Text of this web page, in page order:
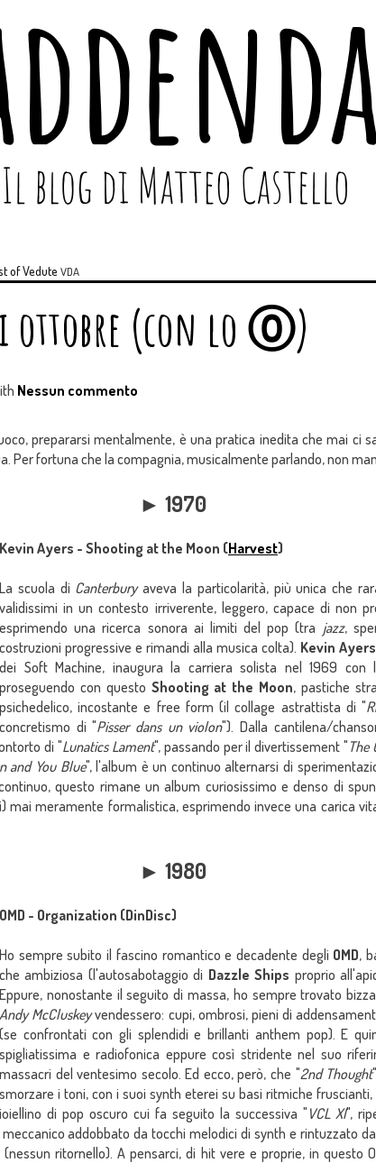
ofVedute VDA
ottobre (con lo ⓪)
Nessun commento
prepararsi mentalmente, è una pratica inedita che mai ci
Per fortuna che la compagnia, musicalmente parlando, non
► 1970
Kevin Ayers - Shooting at the Moon (Harvest)
La scuola di Canterburyaveva la particolarità, più unica che
validissimi in un contesto irriverente, leggero, capace di non
esprimendo una ricerca sonora ai limiti del pop (tra jazz,
costruzioni progressive e rimandi alla musica colta). Kevin Ayers
dei Soft Machine, inaugura la carriera solista nel 1969 con
proseguendo con questo Shooting at the Moon, pastiche
psichedelico, incostante e free form (il collage astrattista di "
concretismo di "Pisser dans un violon"). Dalla cantilena/
di "Lunatics Lament", passando per il divertissement " The
and You Blue", l'album è un continuo alternarsi di
questo rimane un album curiosissimo e denso di
mai meramente formalistica, esprimendo invece una carica
► 1980
OMD - Organization (DinDisc)
Ho sempre subito il fascino romantico e decadente degli OMD,
che ambiziosa (l'autosabotaggio di Dazzle Ships proprio
Eppure, nonostante il seguito di massa, ho sempre trovato
Andy McCluskeyvendessero: cupi, ombrosi, pieni di
(se confrontati con gli splendidi e brillanti anthem pop). E
spigliatissima e radiofonica eppure così stridente nel suo
massacri del ventesimo secolo. Ed ecco, però, che "2nd Thought
smorzare i toni, con i suoi synth eterei su basi ritmiche
di pop oscuro cui fa seguito la successiva " VCL XI",
addobbato da tocchi melodici di synth e rintuzzato
ritornello). A pensarci, di hit vere e proprie, in questo